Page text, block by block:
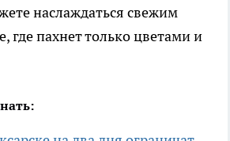
наслаждаться свежим
где пахнет только цветами и